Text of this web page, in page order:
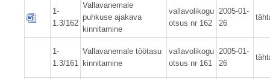
1-
1.3/162
Vallavanemale
puhkuse ajakava
kinnitamine
vallavolikogu
otsus nr 162
2005-01-
26
1-
1.3/161
Vallavanemale töötasu
kinnitamine
vallavolikogu
otsus nr 161
2005-01-
26